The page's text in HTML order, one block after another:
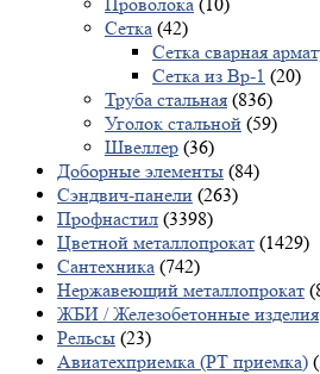
Сетка (42)
Сетка сварная
Сетка из Вр-1 (20)
Труба стальная (836)
Уголок стальной (59)
Швеллер (36)
Доборные элементы (84)
Сэндвич-панели (263)
Профнастил (3398)
Цветной металлопрокат (1429)
Сантехника (742)
Нержавеющий металлопрокат
ЖБИ / Железобетонные изделия
Рельсы (23)
Авиатехприемка (РТ приемка)